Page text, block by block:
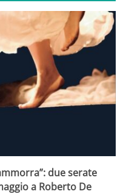
due serate
a Roberto De